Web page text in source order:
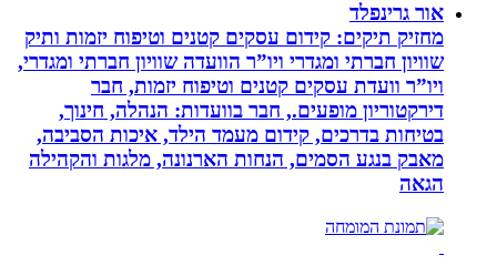
אור גרינפלד
מחזיק תיקים: קידום עסקים קטנים וטיפוח יזמות ותיק
שוויון חברתי ומגדרי ויו”ר הוועדה שוויון חברתי ומגדרי,
ויו”ר וועדת עסקים קטנים וטיפוח יזמות, חבר
דירקטוריון מופעים., חבר בוועדות: הנהלה, חינוך,
בטיחות בדרכים, קידום מעמד הילד, איכות הסביבה,
מאבק בנגע הסמים, הנחות הארנונה, מלגות והקהילה